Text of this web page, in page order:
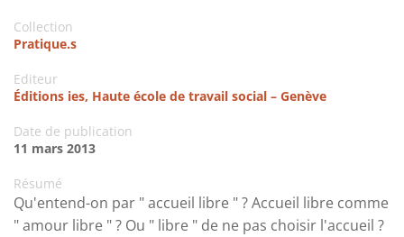
Collection
Pratique.s
Editeur
Éditions ies, Haute école de travail social – Genève
Date de publication
11 mars 2013
Résumé
Qu'entend-on par " accueil libre " ? Accueil libre comme
" amour libre " ? Ou " libre " de ne pas choisir l'accueil ?